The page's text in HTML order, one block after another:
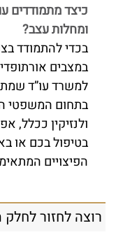
כיצד מתמודדים
ומחלות עצב?
בכדי להתמודד
במצבים
למשרד עו”ד
בתחום המשפטי
ולנזיקין ככלל,
בטיפול בכם או
הפיצויים
רוצה לחזור